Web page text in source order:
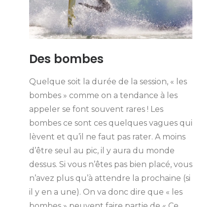
Des bombes
Quelque soit la durée de la session, « les
bombes » comme on a tendance à les
appeler se font souvent rares ! Les
bombes ce sont ces quelques vagues qui
lèvent et qu’il ne faut pas rater. A moins
d’être seul au pic, il y aura du monde
dessus. Si vous n’êtes pas bien placé, vous
n’avez plus qu’à attendre la prochaine (si
il y en a une). On va donc dire que « les